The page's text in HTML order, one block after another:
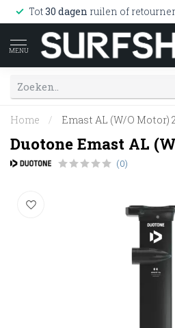
Tot30 dagen ruilen of
MENU
Home / Emast AL (W/O Motor)
Duotone Emast AL
(0)